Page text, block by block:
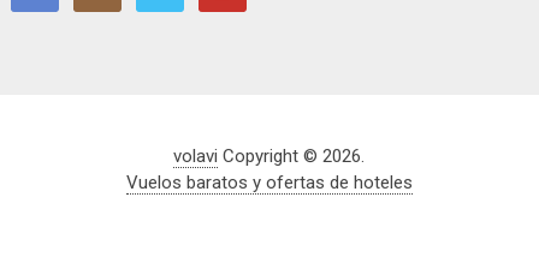
volavi Copyright © 2026.
Vuelos baratos y ofertas de hoteles